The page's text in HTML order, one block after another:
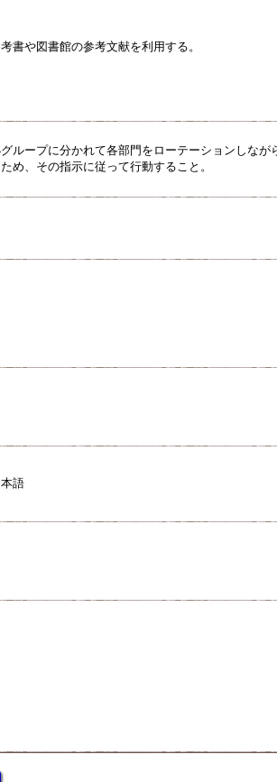
書や図書館の参考文献を利用する。
ループに分かれて各部門をローテーションしな
め、その指示に従って行動すること。
本語